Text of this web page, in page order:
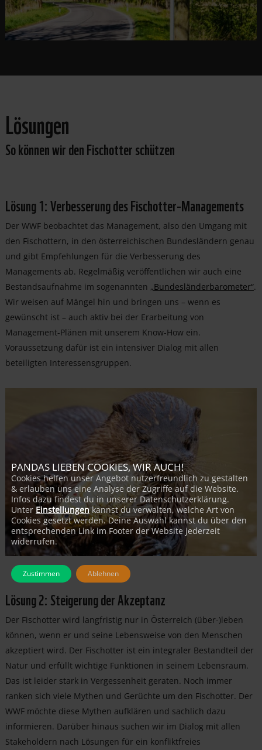
Lösungen
So können wir den Fischotter schützen
Lösung 1: Verbesserung des Fischotter-Managements
Der WWF beobachtet das Management, also den Umgang mit
den Fischottern, in den österreichischen Bundesländern genau
und gibt Empfehlungen für die Verbesserung des
Managements ab. Regelmäßig veröffentlichen wir auch eine
Bestandsaufnahme im sogenannten „Bundesländerbarometer“.
Wir weisen auf Mängel hin und bringen uns – wenn es
gewünscht ist – auch aktiv bei der Erarbeitung von
Management-Plänen mit unserem Know-How ein.
Voraussetzung dafür ist ein intensiver Dialog mit allen
beteiligten Interessensgruppen.
Lösung 2: Steigerung der Akzeptanz
Der Fischotter wird langfristig nur in Österreich (über-)leben
können, wenn er und seine Lebensweise von den Menschen
akzeptiert wird. Der Fischotter ist ein integraler Bestandteil der
Natur und erfüllt wichtige Funktionen in seinem Lebensraum.
Das ist leider stark in Vergessenheit geraten. Noch immer
ranken sich viele Mythen und Gerüchte um den Fischotter. Der
WWF möchte diese Mythen aufklären und sachlich dazu
informieren. Darüber hinaus suchen wir im Dialog mit allen
Stakeholdern nach Lösungen für ein konfliktfreies
PANDAS LIEBEN COOKIES, WIR AUCH!
Cookies helfen unser Angebot nutzerfreundlich zu gestalten
& erlauben uns eine Analyse der Zugriffe auf die Website.
Infos dazu findest du in unserer Datenschutzerklärung.
Unter Einstellungen kannst du verwalten, welche Art von
Cookies gesetzt werden. Deine Auswahl kannst du über den
entsprechenden Link im Footer der Website jederzeit
widerrufen.
Zustimmen Ablehnen